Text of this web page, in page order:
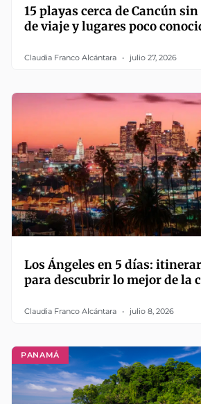
15 playas cerca de Cancún
de viaje y lugares poco
Claudia Franco Alcántara julio 27, 2026
Los Ángeles en 5 días:
para descubrir lo mejor de la
Claudia Franco Alcántara julio 8, 2026
PANAMÁ